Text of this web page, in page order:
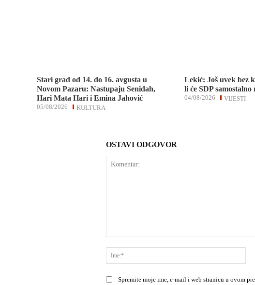
Stari grad od 14. do 16. avgusta u
Novom Pazaru: Nastupaju Senidah,
Hari Mata Hari i Emina Jahović
KULTURA
05/08/2026
Lekić: Još uvek bez
li će SDP samostalno
VIJESTI
04/08/2026
OSTAVI ODGOVOR
Spremite moje ime, e-mail i web stranicu u ovom